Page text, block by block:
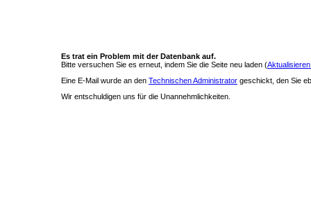
Es trat ein Problem mit der Datenbank auf.
Bitte versuchen Sie es erneut, indem Sie die Seite neu laden (
Eine E-Mail wurde an den Technischen Administrator geschickt, den Sie
Wir entschuldigen uns für die Unannehmlichkeiten.